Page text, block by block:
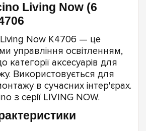
Living Now (6
Now K4706 — це
управління освітленням,
аксесуарів для
Використовується для
в сучасних інтер'єрах.
з серії LIVING NOW.